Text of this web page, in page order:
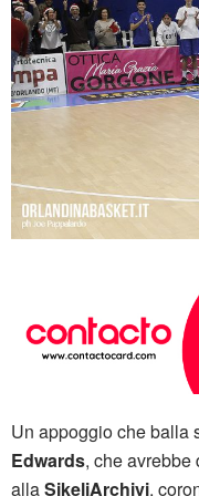
Un appoggio che balla
Edwards, che avrebbe
allaSikeliArchivi,